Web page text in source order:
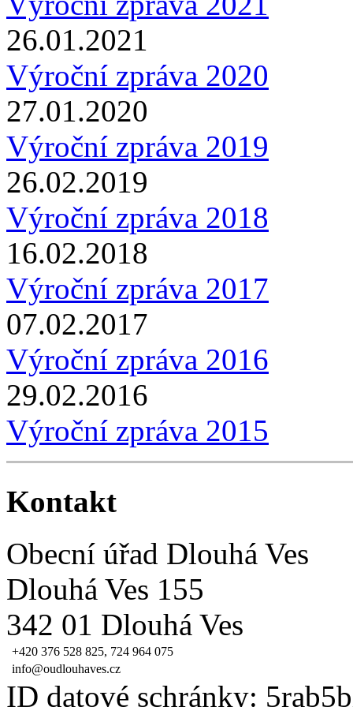
26.01.2021
Výroční zpráva 2020
27.01.2020
Výroční zpráva 2019
26.02.2019
Výroční zpráva 2018
16.02.2018
Výroční zpráva 2017
07.02.2017
Výroční zpráva 2016
29.02.2016
Výroční zpráva 2015
Kontakt
Obecní úřad Dlouhá Ves
Dlouhá Ves 155
342 01 Dlouhá Ves
+420 376 528 825, 724 964 075
info@oudlouhaves.cz
ID datové schránky: